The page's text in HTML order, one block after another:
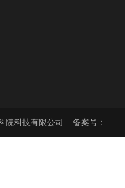
院科技有限公司 备案号：